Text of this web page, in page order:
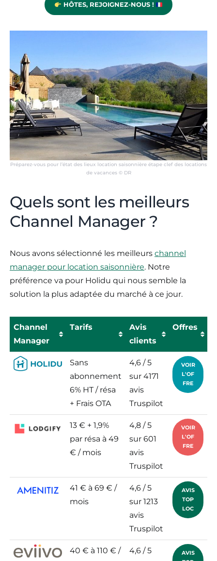
HÔTES, REJOIGNEZ-NOUS !
Préparez-vous pour l’état des lieux location saisonnière étape clef des locations
de vacances © DR
Quels sont les meilleurs
Channel Manager ?
Nous avons sélectionné les meilleurs channel
manager pour location saisonnière. Notre
préférence va pour Holidu qui nous semble la
solution la plus adaptée du marché à ce jour.
Channel
Manager
Tarifs
Avis
clients
Offres
Sans
abonnement
6% HT / résa
+ Frais OTA
4,6 / 5
sur 4171
avis
Truspilot
VOIR
L'OF
FRE
13 € + 1,9%
par résa à 49
€ / mois
4,8 / 5
sur 601
avis
Truspilot
VOIR
L'OF
FRE
41 € à 69 € /
mois
4,6 / 5
sur 1213
avis
Truspilot
AVIS
TOP
LOC
40 € à 110 € /
4,6 / 5
AVIS